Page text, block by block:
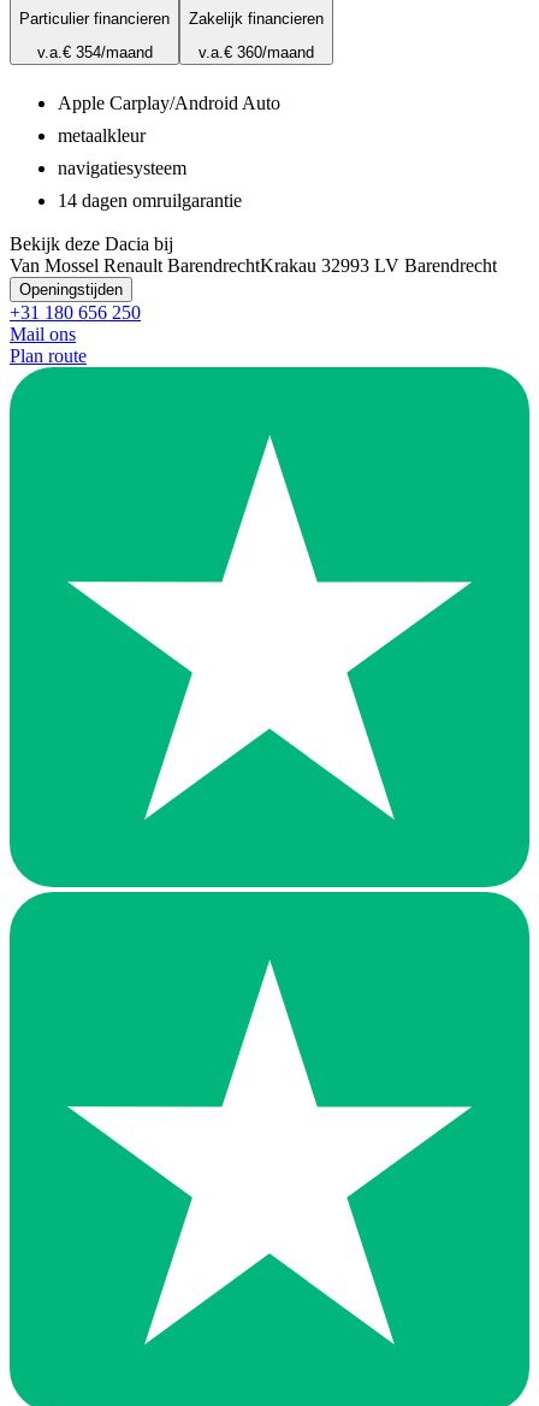
Particulier financieren
v.a.€ 354/maand
Zakelijk financieren
v.a.€ 360/maand
Apple Carplay/Android Auto
metaalkleur
navigatiesysteem
14 dagen omruilgarantie
Bekijk deze Dacia bij
Van Mossel Renault BarendrechtKrakau 32993 LV Barendrecht
Openingstijden
+31 180 656 250
Mail ons
Plan route